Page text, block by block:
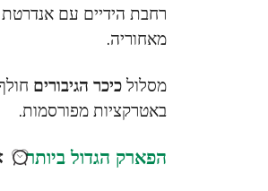
רחבת הידיים עם אנדרטת
מאחוריה.
מסלולכיכר הגיבורים
באטרקציות מפורסמות.
הפארק הגדול ביותר